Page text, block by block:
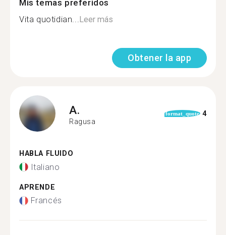
Mis temas preferidos
Vita quotidian...Leer más
Obtener la app
A.
Ragusa
format_quote 4
HABLA FLUIDO
Italiano
APRENDE
Francés